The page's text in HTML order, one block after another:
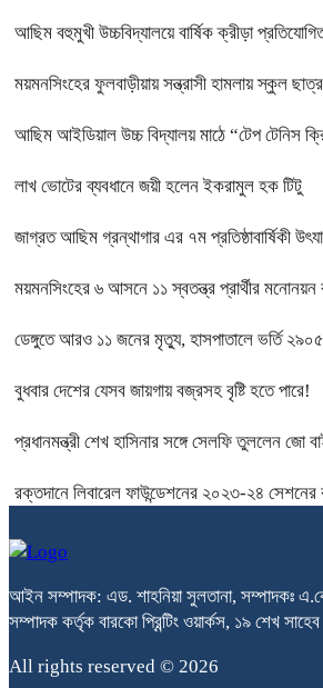
আছিম বহুমুখী উচ্চবিদ্যালয়ে বার্ষিক ক্রীড়া
ময়মনসিংহের ফুলবাড়ীয়ায় সন্ত্রাসী হামলায় স্কুল
আছিম আইডিয়াল উচ্চ বিদ্যালয় মাঠে “টেপ টেনিস
লাখ ভোটের ব্যবধানে জয়ী হলেন ইকরামুল হক টিটু
জাগ্রত আছিম গ্রন্থাগার এর ৭ম প্রতিষ্ঠাবার্ষিকী
ময়মনসিংহের ৬ আসনে ১১ স্বতন্ত্র প্রার্থীর মনোনয়ন
ডেঙ্গুতে আরও ১১ জনের মৃত্যু, হাসপাতালে ভর্তি ২৯০৫
বুধবার দেশের যেসব জায়গায় বজ্রসহ বৃষ্টি হতে পারে!
প্রধানমন্ত্রী শেখ হাসিনার সঙ্গে সেলফি তুললেন জো
রক্তদানে লিবারেল ফাউন্ডেশনের ২০২৩-২৪
আইন সম্পাদক: এড. শাহনিয়া সুলতানা, সম্পাদকঃ
সম্পাদক কর্তৃক বারকো প্রিন্টিং ওয়ার্কস, ১৯ শেখ
All rights reserved © 2026